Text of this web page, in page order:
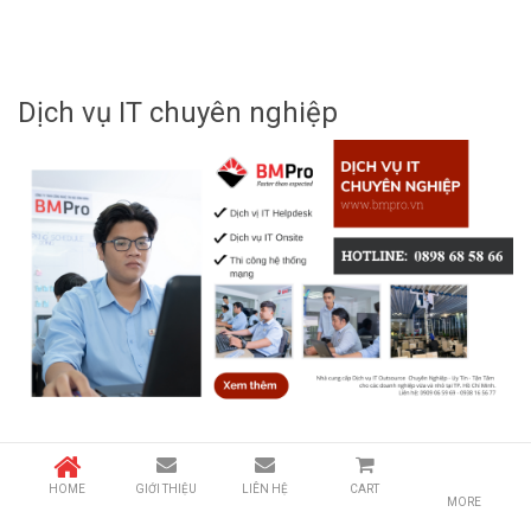
Dịch vụ IT chuyên nghiệp
HOME GIỚI THIỆU LIÊN HỆ
CART
MORE